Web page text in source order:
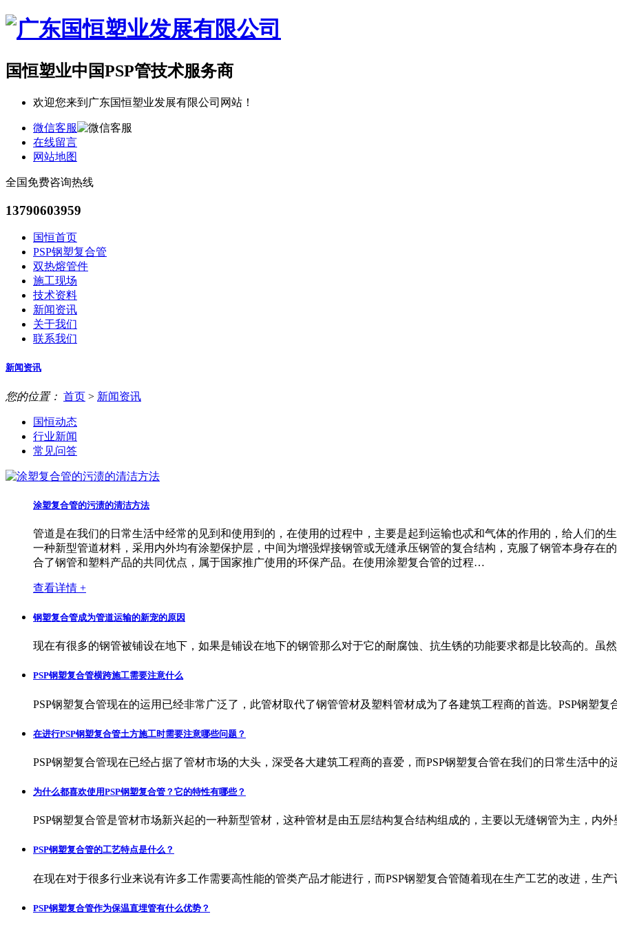
国恒塑业中国PSP管技术服务商
欢迎您来到广东国恒塑业发展有限公司网站！
微信客服
在线留言
网站地图
全国免费咨询热线
13790603959
国恒首页
PSP钢塑复合管
双热熔管件
施工现场
技术资料
新闻资讯
关于我们
联系我们
新闻资讯
您的位置： 首页 > 新闻资讯
国恒动态
行业新闻
常见问答
涂塑复合管的污渍的清洁方法
管道是在我们的日常生活中经常的见到和使用到的，在使用的过程中，主要是起到运输也忒和气体的作用的，给人们的
一种新型管道材料，采用内外均有涂塑保护层，中间为增强焊接钢管或无缝承压钢管的复合结构，克服了钢管本身存在
合了钢管和塑料产品的共同优点，属于国家推广使用的环保产品。在使用涂塑复合管的过程…
查看详情 +
钢塑复合管成为管道运输的新宠的原因
现在有很多的钢管被铺设在地下，如果是铺设在地下的钢管那么对于它的耐腐蚀、抗生锈的功能要求都是比较高的。虽
PSP钢塑复合管横跨施工需要注意什么
PSP钢塑复合管现在的运用已经非常广泛了，此管材取代了钢管管材及塑料管材成为了各建筑工程商的首选。PSP钢塑
在进行PSP钢塑复合管土方施工时需要注意哪些问题？
PSP钢塑复合管现在已经占据了管材市场的大头，深受各大建筑工程商的喜爱，而PSP钢塑复合管在我们的日常生活中
为什么都喜欢使用PSP钢塑复合管？它的特性有哪些？
PSP钢塑复合管是管材市场新兴起的一种新型管材，这种管材是由五层结构复合结构组成的，主要以无缝钢管为主，内
PSP钢塑复合管的工艺特点是什么？
在现在对于很多行业来说有许多工作需要高性能的管类产品才能进行，而PSP钢塑复合管随着现在生产工艺的改进，生
PSP钢塑复合管作为保温直埋管有什么优势？